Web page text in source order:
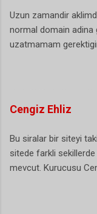
ve bir kac ulke daha
olmasi gerektigine
durum oldukca
41’i numarasını
Uzun zamandir
normal domain
uzatmamam
harika bir hizmet ne
istiyorsunuz. Eger
hala bir adim
olduguna
Blogspot Uzantisini
gerceklestirmek icin
domain almak. Bu
Cengiz Ehliz
Bu siralar bir siteyi
sitede farkli
mevcut. Kurucusu
ogrenemesemde